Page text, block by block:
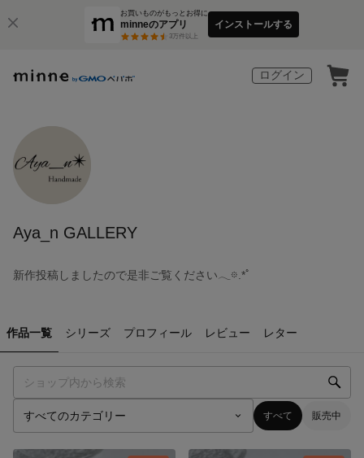
お買いものがもっとお得に
minneのアプリ
3万件以上
インストールする
ログイン
Aya_n GALLERY
新作投稿しましたので是非ご覧ください𓂃𖡼.*ﾟ‎
作品一覧 シリーズ プロフィール レビュー レター
すべて 販売中